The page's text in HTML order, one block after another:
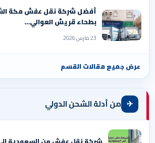
أفضل شركة نقل عفش مكة
بطحاء قريش العوالي…
23 مارس 2026
عرض جميع مقالات القسم
✈ من أدلة الشحن الدولي